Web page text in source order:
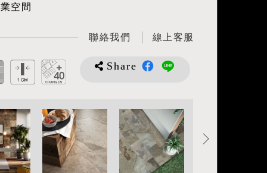
空間
聯絡我們 線上客服
Share